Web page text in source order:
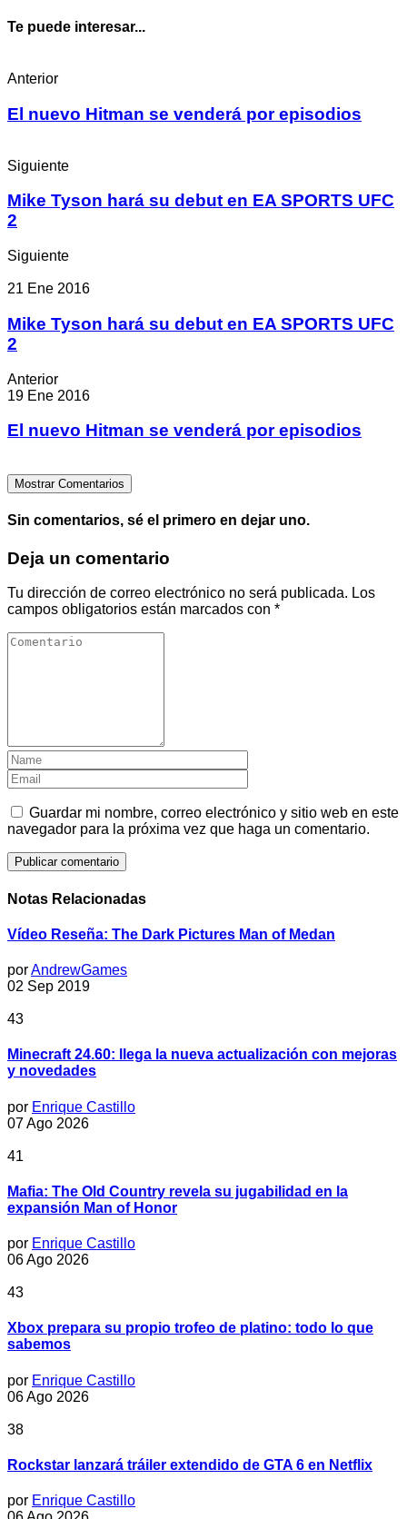
Te puede interesar...
Anterior
El nuevo Hitman se venderá por episodios
Siguiente
Mike Tyson hará su debut en EA SPORTS UFC
2
Siguiente
21 Ene 2016
Mike Tyson hará su debut en EA SPORTS UFC
2
Anterior
19 Ene 2016
El nuevo Hitman se venderá por episodios
Mostrar Comentarios
Sin comentarios, sé el primero en dejar uno.
Deja un comentario
Tu dirección de correo electrónico no será publicada. Los
campos obligatorios están marcados con *
Guardar mi nombre, correo electrónico y sitio web en este
navegador para la próxima vez que haga un comentario.
Notas Relacionadas
Vídeo Reseña: The Dark Pictures Man of Medan
porAndrewGames
02 Sep 2019
43
Minecraft 24.60: llega la nueva actualización con mejoras
y novedades
por Enrique Castillo
07 Ago 2026
41
Mafia: The Old Country revela su jugabilidad en la
expansión Man of Honor
por Enrique Castillo
06 Ago 2026
43
Xbox prepara su propio trofeo de platino: todo lo que
sabemos
por Enrique Castillo
06 Ago 2026
38
Rockstar lanzará tráiler extendido de GTA 6 en Netflix
por Enrique Castillo